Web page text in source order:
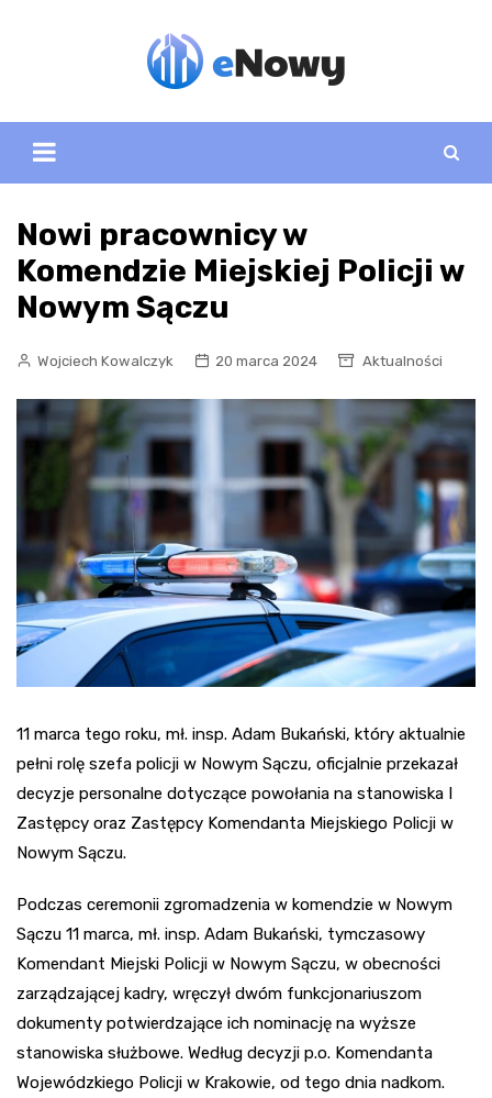
Nowi pracownicy w
Komendzie Miejskiej Policji w
Nowym Sączu
Wojciech Kowalczyk 20 marca 2024 Aktualności
11 marca tego roku, mł. insp. Adam Bukański, który aktualnie
pełni rolę szefa policji w Nowym Sączu, oficjalnie przekazał
decyzje personalne dotyczące powołania na stanowiska I
Zastępcy oraz Zastępcy Komendanta Miejskiego Policji w
Nowym Sączu.
Podczas ceremonii zgromadzenia w komendzie w Nowym
Sączu 11 marca, mł. insp. Adam Bukański, tymczasowy
Komendant Miejski Policji w Nowym Sączu, w obecności
zarządzającej kadry, wręczył dwóm funkcjonariuszom
dokumenty potwierdzające ich nominację na wyższe
stanowiska służbowe. Według decyzji p.o. Komendanta
Wojewódzkiego Policji w Krakowie, od tego dnia nadkom.